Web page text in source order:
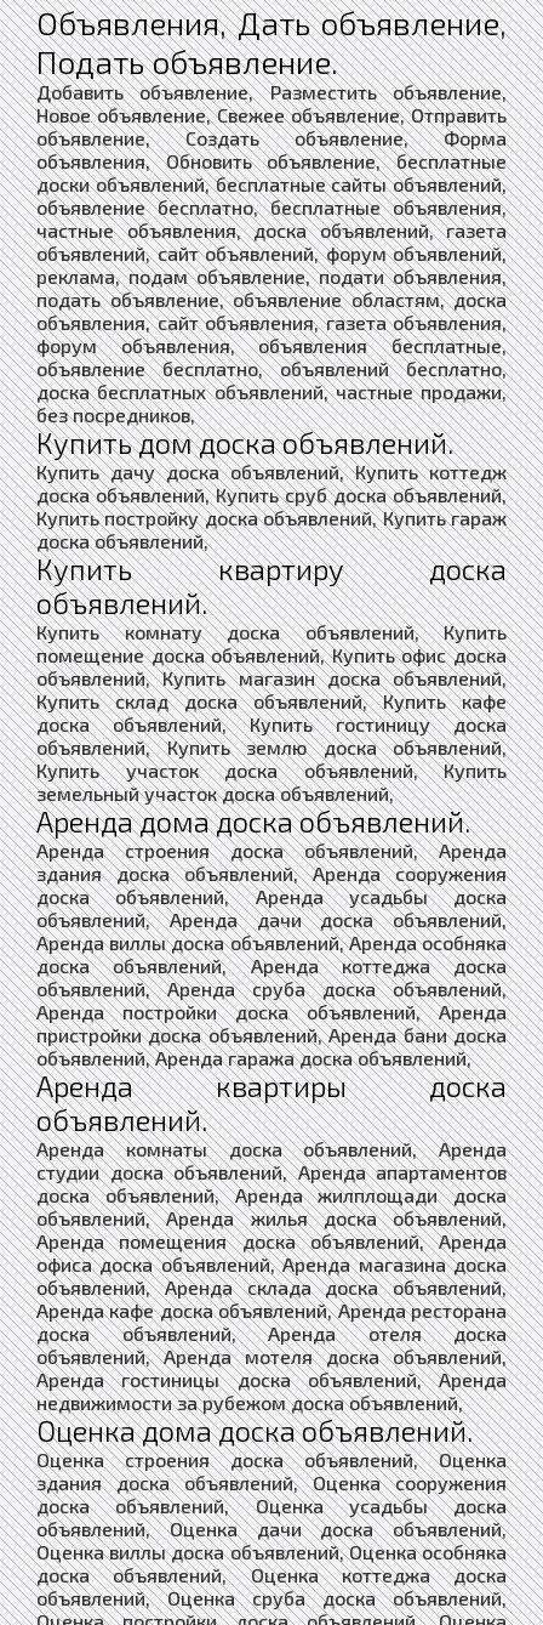
Объявления, Дать объявление,
Подать объявление.
Добавить объявление, Разместить объявление,
Новое объявление, Свежее объявление, Отправить
объявление, Создать объявление, Форма
объявления, Обновить объявление, бесплатные
доски объявлений, бесплатные сайты объявлений,
объявление бесплатно, бесплатные объявления,
частные объявления, доска объявлений, газета
объявлений, сайт объявлений, форум объявлений,
реклама, подам объявление, подати объявления,
подать объявление, объявление областям, доска
объявления, сайт объявления, газета объявления,
форум объявления, объявления бесплатные,
объявление бесплатно, объявлений бесплатно,
доска бесплатных объявлений, частные продажи,
без посредников,
Купить дом доска объявлений.
Купить дачу доска объявлений, Купить коттедж
доска объявлений, Купить сруб доска объявлений,
Купить постройку доска объявлений, Купить гараж
доска объявлений,
Купить квартиру доска
объявлений.
Купить комнату доска объявлений, Купить
помещение доска объявлений, Купить офис доска
объявлений, Купить магазин доска объявлений,
Купить склад доска объявлений, Купить кафе
доска объявлений, Купить гостиницу доска
объявлений, Купить землю доска объявлений,
Купить участок доска объявлений, Купить
земельный участок доска объявлений,
Аренда дома доска объявлений.
Аренда строения доска объявлений, Аренда
здания доска объявлений, Аренда сооружения
доска объявлений, Аренда усадьбы доска
объявлений, Аренда дачи доска объявлений,
Аренда виллы доска объявлений, Аренда особняка
доска объявлений, Аренда коттеджа доска
объявлений, Аренда сруба доска объявлений,
Аренда постройки доска объявлений, Аренда
пристройки доска объявлений, Аренда бани доска
объявлений, Аренда гаража доска объявлений,
Аренда квартиры доска
объявлений.
Аренда комнаты доска объявлений, Аренда
студии доска объявлений, Аренда апартаментов
доска объявлений, Аренда жилплощади доска
объявлений, Аренда жилья доска объявлений,
Аренда помещения доска объявлений, Аренда
офиса доска объявлений, Аренда магазина доска
объявлений, Аренда склада доска объявлений,
Аренда кафе доска объявлений, Аренда ресторана
доска объявлений, Аренда отеля доска
объявлений, Аренда мотеля доска объявлений,
Аренда гостиницы доска объявлений, Аренда
недвижимости за рубежом доска объявлений,
Оценка дома доска объявлений.
Оценка строения доска объявлений, Оценка
здания доска объявлений, Оценка сооружения
доска объявлений, Оценка усадьбы доска
объявлений, Оценка дачи доска объявлений,
Оценка виллы доска объявлений, Оценка особняка
доска объявлений, Оценка коттеджа доска
объявлений, Оценка сруба доска объявлений,